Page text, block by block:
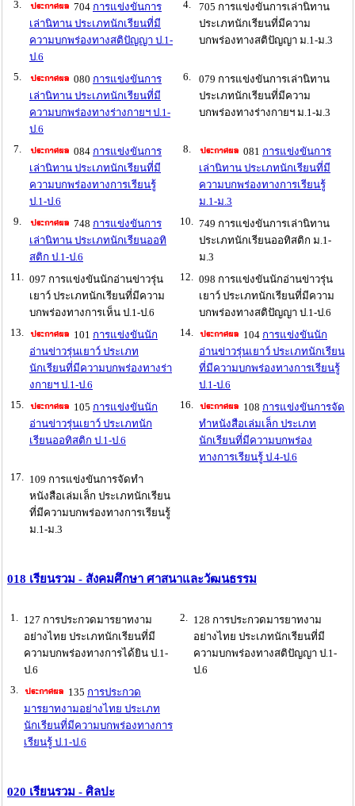
3. 704 การแข่งขันการ
เล่านิทาน ประเภทนักเรียนที่มี
ความบกพร่องทางสติปัญญา ป.1-
ป.6
4.
705 การแข่งขันการเล่านิทาน
ประเภทนักเรียนที่มีความ
บกพร่องทางสติปัญญา ม.1-ม.3
5. 080 การแข่งขันการ
เล่านิทาน ประเภทนักเรียนที่มี
ความบกพร่องทางร่างกายฯ ป.1-
ป.6
6.
079 การแข่งขันการเล่านิทาน
ประเภทนักเรียนที่มีความ
บกพร่องทางร่างกายฯ ม.1-ม.3
7. 084 การแข่งขันการ
เล่านิทาน ประเภทนักเรียนที่มี
ความบกพร่องทางการเรียนรู้
ป.1-ป.6
8. 081 การแข่งขันการ
เล่านิทาน ประเภทนักเรียนที่มี
ความบกพร่องทางการเรียนรู้
ม.1-ม.3
9.
748 การแข่งขันการ
เล่านิทาน ประเภทนักเรียนออทิ
สติก ป.1-ป.6
10. 749 การแข่งขันการเล่านิทาน
ประเภทนักเรียนออทิสติก ม.1-
ม.3
11. 097 การแข่งขันนักอ่านข่าวรุ่น
เยาว์ ประเภทนักเรียนที่มีความ
บกพร่องทางการเห็น ป.1-ป.6
12. 098 การแข่งขันนักอ่านข่าวรุ่น
เยาว์ ประเภทนักเรียนที่มีความ
บกพร่องทางสติปัญญา ป.1-ป.6
13.
101 การแข่งขันนัก
อ่านข่าวรุ่นเยาว์ ประเภท
นักเรียนที่มีความบกพร่องทางร่า
งกายฯ ป.1-ป.6
14. 104 การแข่งขันนัก
อ่านข่าวรุ่นเยาว์ ประเภทนักเรียน
ที่มีความบกพร่องทางการเรียนรู้
ป.1-ป.6
15.
105 การแข่งขันนัก
อ่านข่าวรุ่นเยาว์ ประเภทนัก
เรียนออทิสติก ป.1-ป.6
16. 108 การแข่งขันการจัด
ทำหนังสือเล่มเล็ก ประเภท
นักเรียนที่มีความบกพร่อง
ทางการเรียนรู้ ป.4-ป.6
17. 109 การแข่งขันการจัดทำ
หนังสือเล่มเล็ก ประเภทนักเรียน
ที่มีความบกพร่องทางการเรียนรู้
ม.1-ม.3
018 เรียนรวม - สังคมศึกษา ศาสนาและวัฒนธรรม
1.
127 การประกวดมารยาทงาม
อย่างไทย ประเภทนักเรียนที่มี
ความบกพร่องทางการได้ยิน ป.1-
ป.6
2.
128 การประกวดมารยาทงาม
อย่างไทย ประเภทนักเรียนที่มี
ความบกพร่องทางสติปัญญา ป.1-
ป.6
3.
135 การประกวด
มารยาทงามอย่างไทย ประเภท
นักเรียนที่มีความบกพร่องทางการ
เรียนรู้ ป.1-ป.6
020 เรียนรวม - ศิลปะ